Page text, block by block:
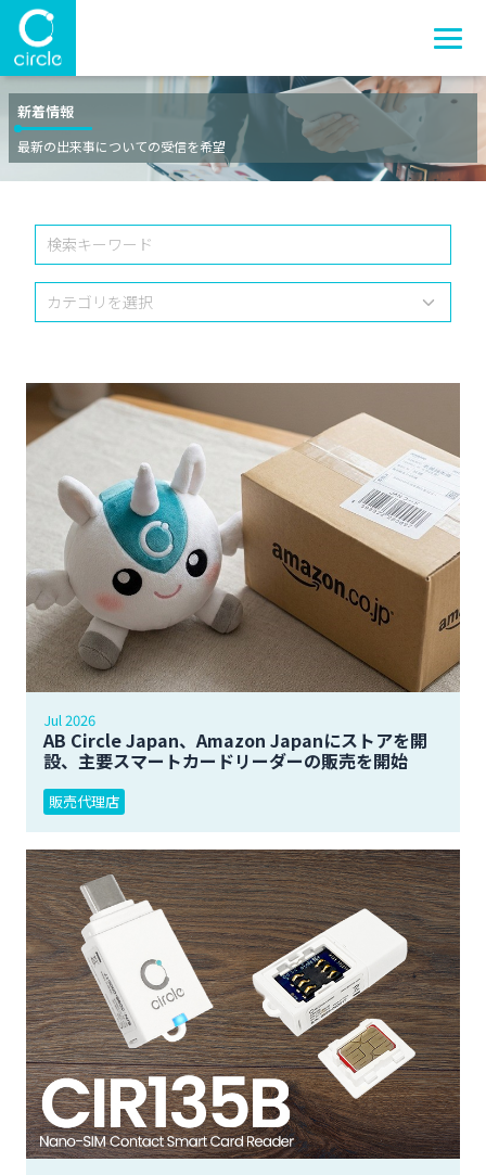
新着情報
最新の出来事についての受信を希望
Jul 2026
AB Circle Japan、Amazon Japanにストアを開
設、主要スマートカードリーダーの販売を開始
販売代理店